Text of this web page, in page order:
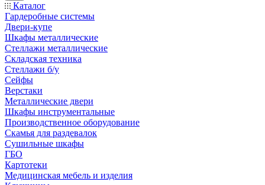
Каталог
Гардеробные системы
Двери-купе
Шкафы металлические
Стеллажи металлические
Складская техника
Стеллажи б/у
Сейфы
Верстаки
Металлические двери
Шкафы инструментальные
Производственное оборудование
Скамья для раздевалок
Сушильные шкафы
ГБО
Картотеки
Медицинская мебель и изделия